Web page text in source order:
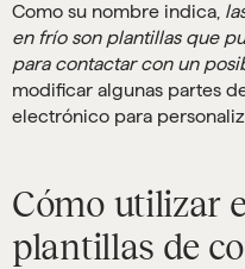
Como su nombre indica,
en frío son plantillas que
para contactar con un
modificar algunas partes
electrónico para
Cómo utilizar
plantillas de